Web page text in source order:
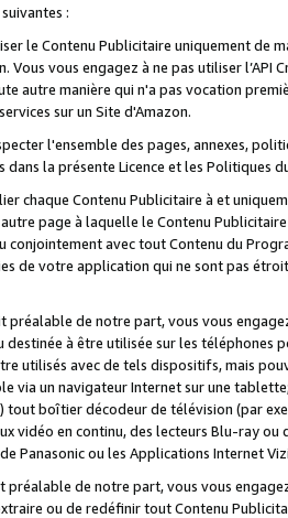
:
le Contenu Publicitaire uniquement de
Vous vous engagez à ne pas utiliser l’API
autre manière qui n'a pas vocation
sur un Site d'Amazon.
l'ensemble des pages, annexes,
dans la présente Licence et les Politiques
chaque Contenu Publicitaire à et
page à laquelle le Contenu
conjointement avec tout Contenu du
de votre application qui ne sont pas
préalable de notre part, vous vous
destinée à être utilisée sur les téléphones
utilisés avec de tels dispositifs, mais
via un navigateur Internet sur une
tout boîtier décodeur de télévision (par
vidéo en continu, des lecteurs Blu-ray
Panasonic ou les Applications Internet
de notre part, vous vous
ou de redéfinir tout Contenu